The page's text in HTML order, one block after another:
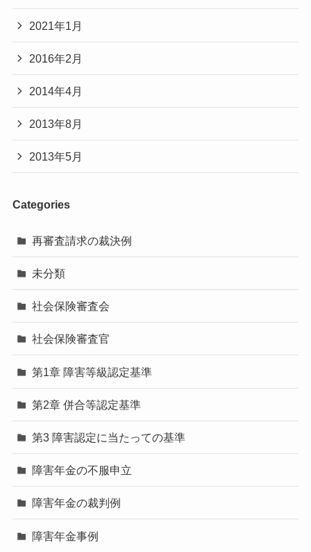
2021年1月
2016年2月
2014年4月
2013年8月
2013年5月
Categories
再審査請求の裁決例
未分類
社会保険審査会
社会保険審査官
第1章 障害等級認定基準
第2章 併合等認定基準
第3 障害認定に当たっての基準
障害年金の不服申立
障害年金の裁判例
障害年金事例